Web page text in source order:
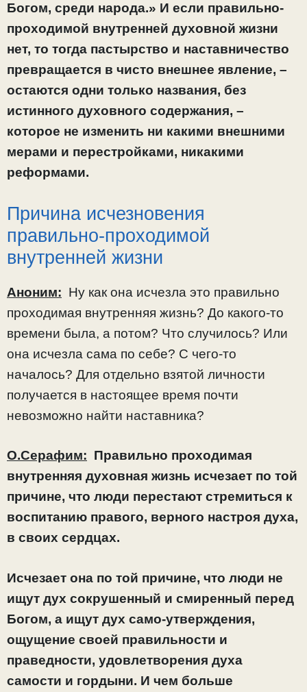
Богом, среди народа.» И если правильно-
проходимой внутренней духовной жизни
нет, то тогда пастырство и наставничество
превращается в чисто внешнее явление, –
остаются одни только названия, без
истинного духовного содержания, –
которое не изменить ни какими внешними
мерами и перестройками, никакими
реформами.
Причина исчезновения
правильно-проходимой
внутренней жизни
Аноним: Ну как она исчезла это правильно
проходимая внутренняя жизнь? До какого-то
времени была, а потом? Что случилось? Или
она исчезла сама по себе? С чего-то
началось? Для отдельно взятой личности
получается в настоящее время почти
невозможно найти наставника?
О.Серафим: Правильно проходимая
внутренняя духовная жизнь исчезает по той
причине, что люди перестают стремиться к
воспитанию правого, верного настроя духа,
в своих сердцах.
Исчезает она по той причине, что люди не
ищут дух сокрушенный и смиренный перед
Богом, а ищут дух само-утверждения,
ощущение своей правильности и
праведности, удовлетворения духа
самости и гордыни. И чем больше